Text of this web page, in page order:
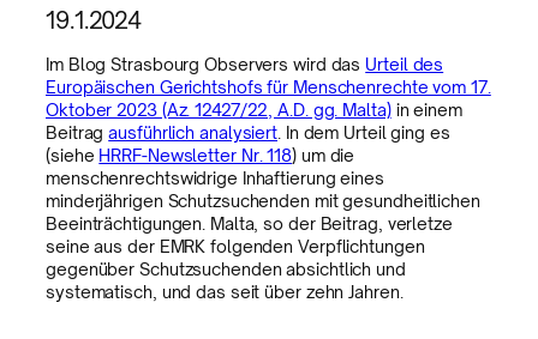
19.1.2024
Im Blog Strasbourg Observers wird das Urteil des
Europäischen Gerichtshofs für Menschenrechte vom 17.
Oktober 2023 (Az. 12427/22, A.D. gg. Malta)in einem
Beitragausführlich analysiert . In dem Urteil ging es
(siehe HRRF-Newsletter Nr. 118) um die
menschenrechtswidrige Inhaftierung eines
minderjährigen Schutzsuchenden mit gesundheitlichen
Beeinträchtigungen. Malta, so der Beitrag, verletze
seine aus der EMRK folgenden Verpflichtungen
gegenüber Schutzsuchenden absichtlich und
systematisch, und das seit über zehn Jahren.